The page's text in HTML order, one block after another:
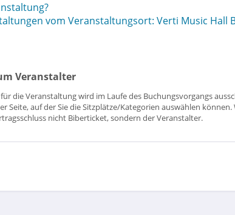
vom Veranstaltungsort: Verti Music Hall
Veranstalter
die Veranstaltung wird im Laufe des Buchungsvorgangs
Seite, auf der Sie die Sitzplätze/Kategorien auswählen
nicht Biberticket, sondern der Veranstalter.